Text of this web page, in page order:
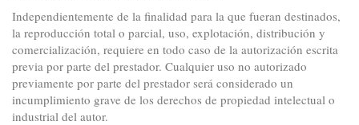
Independientemente de la finalidad para la que fueran destinados,
la reproducción total o parcial, uso, explotación, distribución y
comercialización, requiere en todo caso de la autorización escrita
previa por parte del prestador. Cualquier uso no autorizado
previamente por parte del prestador será considerado un
incumplimiento grave de los derechos de propiedad intelectual o
industrial del autor.